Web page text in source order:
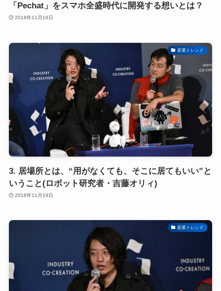
「Pechat」をスマホ全盛時代に開発する想いとは？
2018年11月19日
産業トレンド
3. 居場所とは、“用がなくても、そこに居てもいい”と
いうこと(ロボット研究者・吉藤オリィ)
2018年11月19日
産業トレンド